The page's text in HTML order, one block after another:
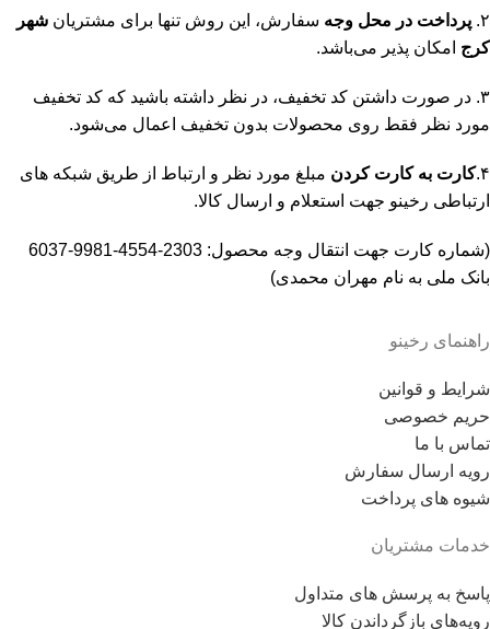
۲. پرداخت در محل وجه سفارش، این روش تنها برای مشتریان شهر
کرج امکان پذیر می‌باشد.
۳. در صورت داشتن کد تخفیف، در نظر داشته باشید که کد تخفیف
مورد نظر فقط روی محصولات بدون تخفیف اعمال می‌شود.
۴. کارت به کارت کردن مبلغ مورد نظر و ارتباط از طریق شبکه های
ارتباطی رخینو جهت استعلام و ارسال کالا.
(شماره کارت جهت انتقال وجه محصول: 2303-4554-9981-6037
بانک ملی به نام مهران محمدی)
راهنمای رخینو
شرایط و قوانین
حریم خصوصی
تماس با ما
رویه ارسال سفارش
شیوه های پرداخت
خدمات مشتریان
پاسخ به پرسش های متداول
رویه‌های بازگرداندن کالا